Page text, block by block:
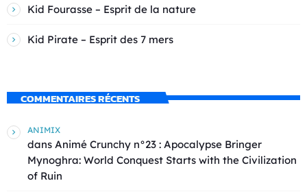
Kid Fourasse – Esprit de la nature
Kid Pirate – Esprit des 7 mers
COMMENTAIRES RÉCENTS
ANIMIX
dans Animé Crunchy n°23 : Apocalypse Bringer
Mynoghra: World Conquest Starts with the Civilization
of Ruin